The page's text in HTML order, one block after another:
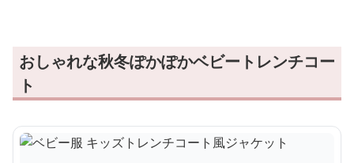
おしゃれな秋冬ぽかぽかベビートレンチコー
ト